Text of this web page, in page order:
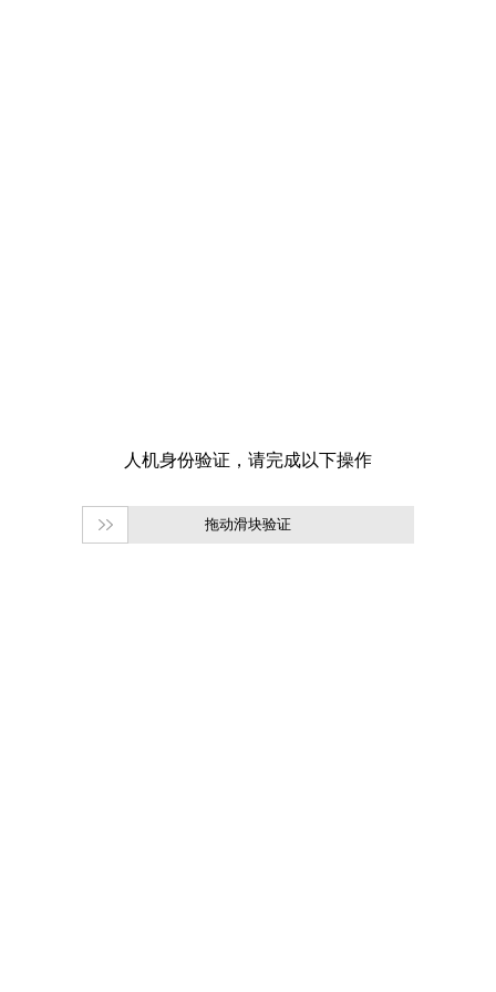
拖动滑块验证